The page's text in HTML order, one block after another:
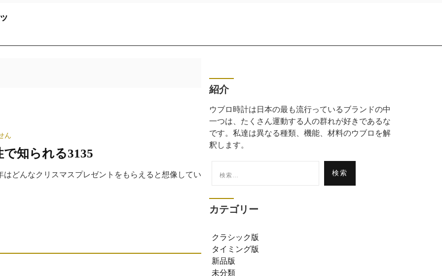
ん
知られる3135
どんなクリスマスプレゼントをもらえると想像してい
紹介
ウブロ時計は日本の最も流行っているブランドの中
一つは、たくさん運動する人の群れが好きであるな
です。私達は異なる種類、機能、材料のウブロを解
釈します。
索:
カテゴリー
クラシック版
タイミング版
新品版
未分類